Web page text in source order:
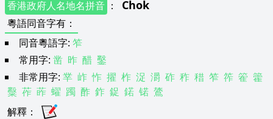
香港政府人名地名拼音 ： Chok
粵語同音字有 ：
同音粵語字: 笮
常用字: 凿 昨 醋 鑿
非常用字: 丵 岞 怍 擢 柞 浞 灂 砟 秨 稓 笮 筰 篧 籗
糳 莋 葃 蠗 躅 酢 鈼 鋜 鍩 锘 鷟
解釋 ：